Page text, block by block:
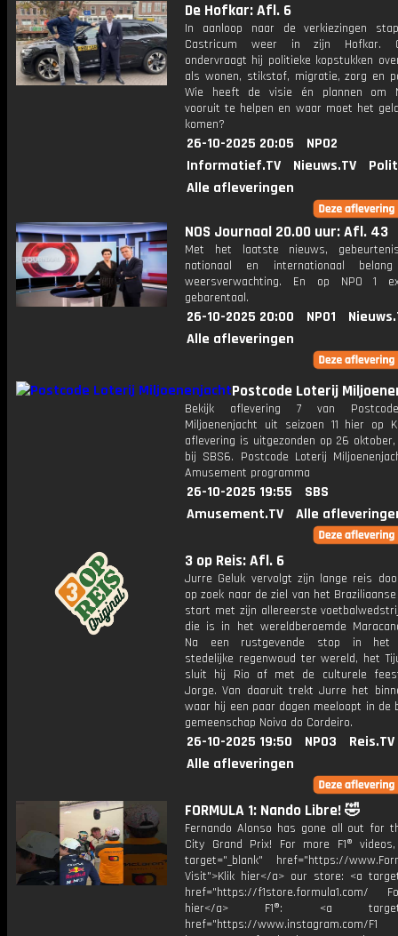
De Hofkar: Afl. 6
In aanloop naar de verkiezingen
Castricum weer in zijn Hofkar.
ondervraagt hij politieke kopstukken
als wonen, stikstof, migratie, zorg en
Wie heeft de visie én plannen om
vooruit te helpen en waar moet het
komen?
26-10-2025 20:05
NPO2
Informatief.TV
Nieuws.TV
Alle afleveringen
NOS Journaal 20.00 uur: Afl. 43
Met het laatste nieuws,
nationaal en internationaal
weersverwachting. En op NPO 1
gebarentaal.
26-10-2025 20:00 NPO1
Alle afleveringen
Postcode Loterij
Bekijk aflevering 7 van
Miljoenenjacht uit seizoen 11 hier op
aflevering is uitgezonden op 26 oktober,
bij SBS6. Postcode Loterij
Amusement programma
26-10-2025 19:55
SBS
Amusement.TV
Alle
3 op Reis: Afl. 6
Jurre Geluk vervolgt zijn lange reis
op zoek naar de ziel van het
start met zijn allereerste
die is in het wereldberoemde
Na een rustgevende stop in het
stedelijke regenwoud ter wereld, het
sluit hij Rio af met de culturele
Jorge. Van daaruit trekt Jurre het
waar hij een paar dagen meeloopt in de
gemeenschap Noiva do Cordeiro.
26-10-2025 19:50 NPO3
Reis.TV
Alle afleveringen
FORMULA 1: Nando Libre! 🤣
Fernando Alonso has gone all out for
City Grand Prix! For more F1®
target="_blank" href="https://
Visit">Klik hier</a> our store: <a
href="https://f1store.formula1.com/
hier</a> F1®: <a
href="https://www.instagram.com/F1